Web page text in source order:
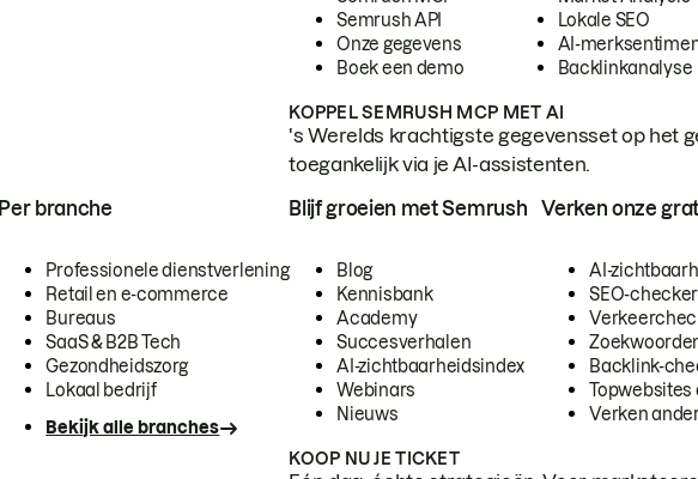
Semrush API
Onze gegevens
Boek een demo
Lokale SEO
AI-
Backlinkanalyse
KOPPEL SEMRUSH MCP MET AI
's Werelds krachtigste gegevensset op het
toegankelijk via je AI-assistenten.
Per branche
Professionele dienstverlening
Retail en e-commerce
Bureaus
SaaS & B2B Tech
Gezondheidszorg
Lokaal bedrijf
Bekijk alle branches
Blijf groeien met Semrush
Blog
Kennisbank
Academy
Succesverhalen
AI-zichtbaarheidsindex
Webinars
Nieuws
Verken onze
AI-
SEO-checker
Backlink-
Topwebsites
Verken
KOOP NU JE TICKET